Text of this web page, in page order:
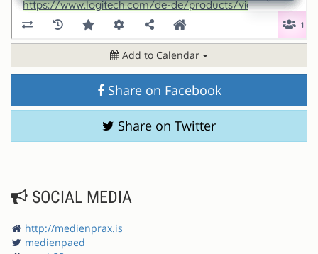
Add to Calendar
Share on Facebook
Share on Twitter
SOCIAL MEDIA
http://medienprax.is
medienpaed